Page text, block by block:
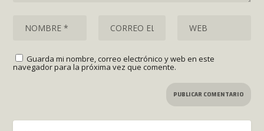
Guarda mi nombre, correo electrónico y web en este
navegador para la próxima vez que comente.